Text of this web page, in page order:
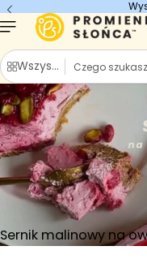
treści
Wszystkie kategorie
S
z
u
k
a
j
Sernik malinowy na